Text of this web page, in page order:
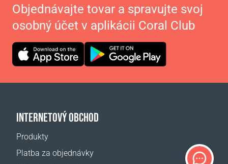
Objednávajte tovar a spravujte svoj
osobný účet v aplikácii Coral Club
INTERNETOVÝ OBCHOD
Produkty
Platba za objednávky